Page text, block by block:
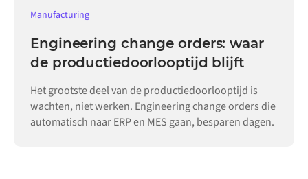
Manufacturing
Engineering change orders: waar
de productiedoorlooptijd blijft
Het grootste deel van de productiedoorlooptijd is
wachten, niet werken. Engineering change orders die
automatisch naar ERP en MES gaan, besparen dagen.